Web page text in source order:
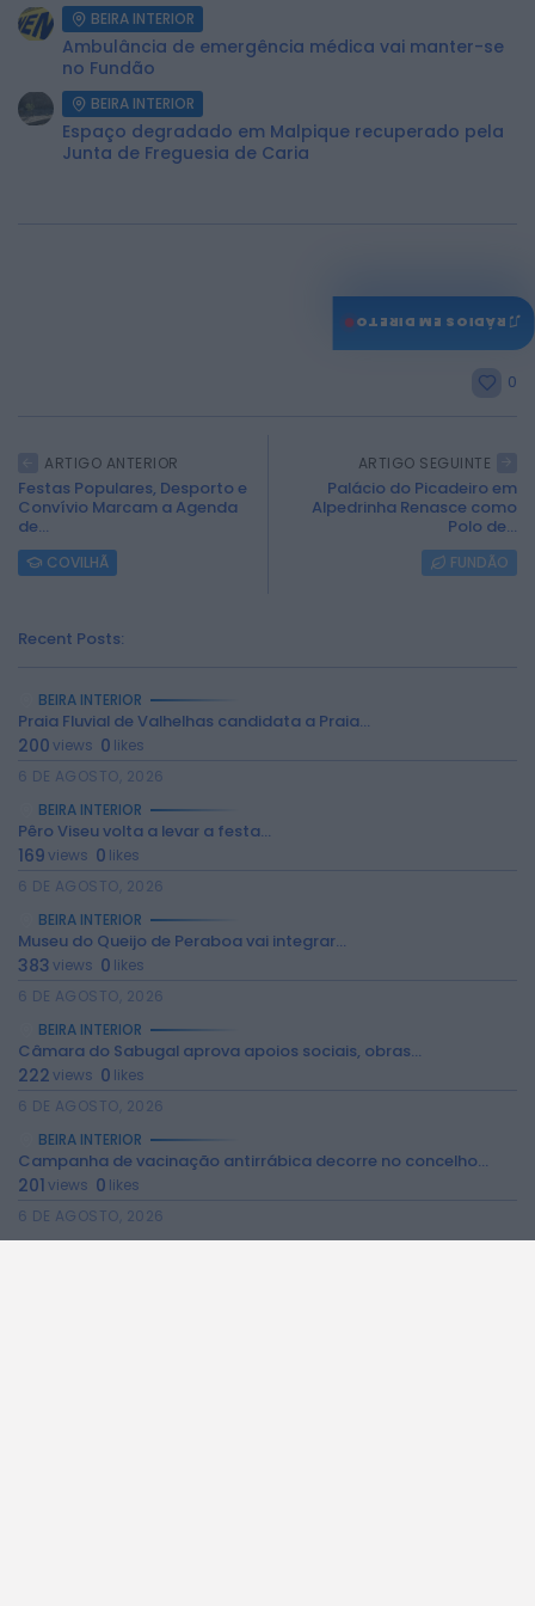
2026 Rádio Caria. Todos os direitos
BEIRA INTERIOR
Ambulância de emergência médica vai manter-se
no Fundão
BEIRA INTERIOR
Espaço degradado em Malpique recuperado pela
Junta de Freguesia de Caria
0
ARTIGO ANTERIOR
Festas Populares, Desporto e
Convívio Marcam a Agenda
de...
COVILHÃ
ARTIGO SEGUINTE
Palácio do Picadeiro em
Alpedrinha Renasce como
Polo de...
FUNDÃO
Recent Posts:
BEIRA INTERIOR
Praia Fluvial de Valhelhas candidata a Praia...
200views 0 likes
6 DE AGOSTO, 2026
BEIRA INTERIOR
Pêro Viseu volta a levar a festa...
169views 0 likes
6 DE AGOSTO, 2026
BEIRA INTERIOR
Museu do Queijo de Peraboa vai integrar...
383views 0 likes
6 DE AGOSTO, 2026
BEIRA INTERIOR
Câmara do Sabugal aprova apoios sociais, obras...
222views 0 likes
6 DE AGOSTO, 2026
BEIRA INTERIOR
Campanha de vacinação antirrábica decorre no concelho...
201views 0 likes
6 DE AGOSTO, 2026
♫
RÁDIOS EM DIRETO